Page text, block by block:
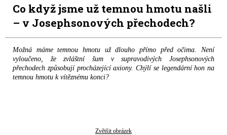
Co když jsme už temnou hmotu našli
– v Josephsonových přechodech?
Možná máme temnou hmotu už dlouho přímo před očima. Není
vyloučeno, že zvláštní šum v supravodivých Josephsonových
přechodech způsobují procházející axiony. Chýlí se legendární hon na
temnou hmotu k vítěznému konci?
Zvětšit obrázek